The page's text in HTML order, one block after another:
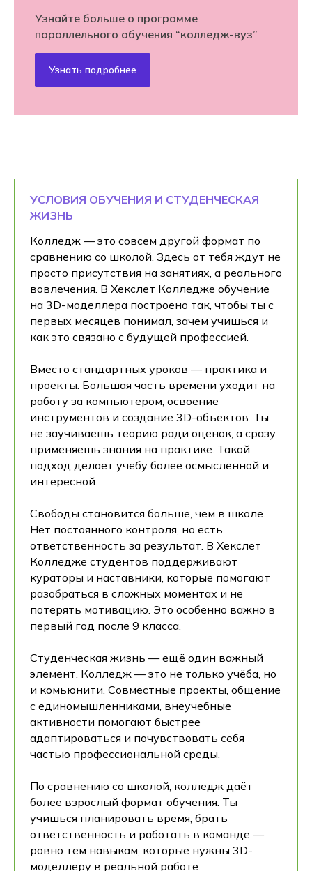
Узнайте больше о программе
параллельного обучения “колледж-вуз”
Узнать подробнее
УСЛОВИЯ ОБУЧЕНИЯ И СТУДЕНЧЕСКАЯ
ЖИЗНЬ
Колледж — это совсем другой формат по
сравнению со школой. Здесь от тебя ждут не
просто присутствия на занятиях, а реального
вовлечения. В Хекслет Колледже обучение
на 3D-моделлера построено так, чтобы ты с
первых месяцев понимал, зачем учишься и
как это связано с будущей профессией.
Вместо стандартных уроков — практика и
проекты. Большая часть времени уходит на
работу за компьютером, освоение
инструментов и создание 3D-объектов. Ты
не заучиваешь теорию ради оценок, а сразу
применяешь знания на практике. Такой
подход делает учёбу более осмысленной и
интересной.
Свободы становится больше, чем в школе.
Нет постоянного контроля, но есть
ответственность за результат. В Хекслет
Колледже студентов поддерживают
кураторы и наставники, которые помогают
разобраться в сложных моментах и не
потерять мотивацию. Это особенно важно в
первый год после 9 класса.
Студенческая жизнь — ещё один важный
элемент. Колледж — это не только учёба, но
и комьюнити. Совместные проекты, общение
с единомышленниками, внеучебные
активности помогают быстрее
адаптироваться и почувствовать себя
частью профессиональной среды.
По сравнению со школой, колледж даёт
более взрослый формат обучения. Ты
учишься планировать время, брать
ответственность и работать в команде —
ровно тем навыкам, которые нужны 3D-
моделлеру в реальной работе.